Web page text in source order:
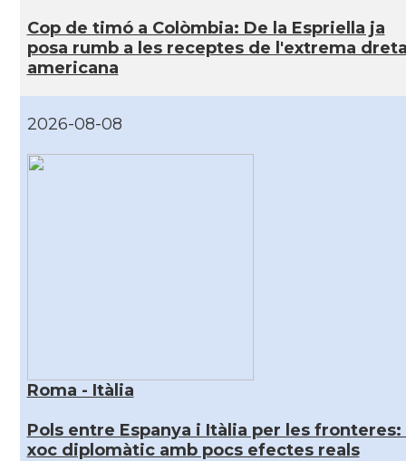
Cop de timó a Colòmbia: De la Espriella ja
posa rumb a les receptes de l'extrema
americana
2026-08-08
Roma - Itàlia
Pols entre Espanya i Itàlia per les fronteres:
xoc diplomàtic amb pocs efectes reals